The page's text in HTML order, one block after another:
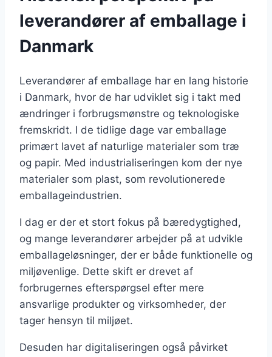
leverandører af emballage i
Danmark
Leverandører af emballage har en lang historie
i Danmark, hvor de har udviklet sig i takt med
ændringer i forbrugsmønstre og teknologiske
fremskridt. I de tidlige dage var emballage
primært lavet af naturlige materialer som træ
og papir. Med industrialiseringen kom der nye
materialer som plast, som revolutionerede
emballageindustrien.
I dag er der et stort fokus på bæredygtighed,
og mange leverandører arbejder på at udvikle
emballageløsninger, der er både funktionelle og
miljøvenlige. Dette skift er drevet af
forbrugernes efterspørgsel efter mere
ansvarlige produkter og virksomheder, der
tager hensyn til miljøet.
Desuden har digitaliseringen også påvirket